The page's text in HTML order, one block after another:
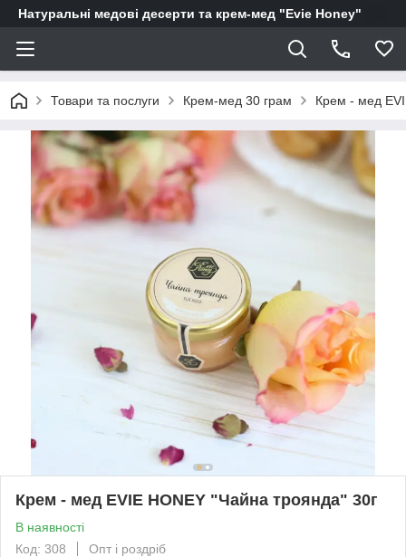
Натуральні медові десерти та крем-мед "Evie Honey"
Товари та послуги Крем-мед 30 грам Крем - мед
Крем - мед EVIE HONEY "Чайна троянда" 30г
В наявності
Код: 308
Опт і роздріб